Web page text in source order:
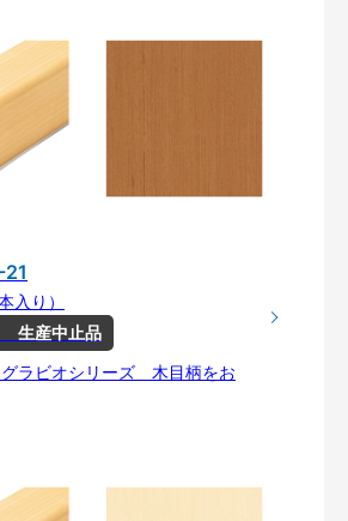
入り）
生産中止品
ラビオシリーズ 木目柄をお